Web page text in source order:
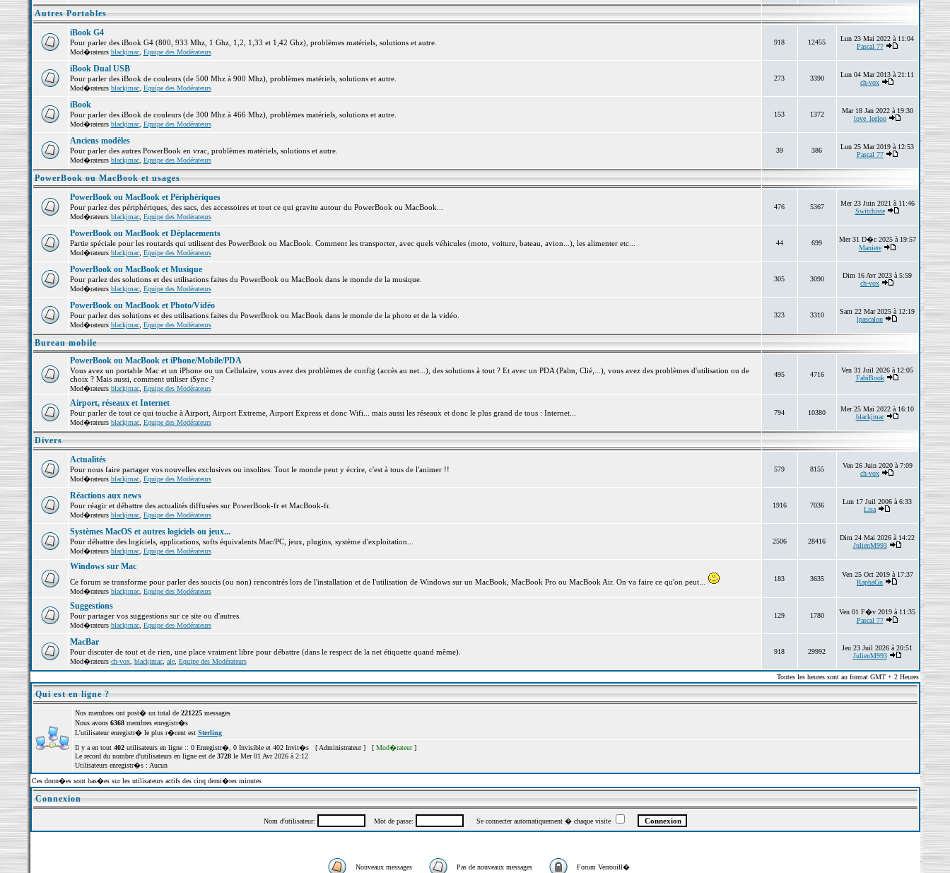
Autres Portables
iBook G4
Pour parler des iBook G4 (800, 933 Mhz, 1 Ghz, 1,2, 1,33 et 1,42 Ghz), problèmes matériels, solutions et autre.
Mod�rateurs blackjmac, Equipe des Modérateurs
918 12455
Lun 23 Mai 2022 à 11:04
Pascal 77
iBook Dual USB
Pour parler des iBook de couleurs (de 500 Mhz à 900 Mhz), problèmes matériels, solutions et autre.
Mod�rateurs blackjmac, Equipe des Modérateurs
273 3390
Lun 04 Mar 2013 à 21:11
ch-vox
iBook
Pour parler des iBook de couleurs (de 300 Mhz à 466 Mhz), problèmes matériels, solutions et autre.
Mod�rateurs blackjmac, Equipe des Modérateurs
153 1372
Mar 18 Jan 2022 à 19:30
love_leeloo
Anciens modèles
Pour parler des autres PowerBook en vrac, problèmes matériels, solutions et autre.
Mod�rateurs blackjmac, Equipe des Modérateurs
39 386
Lun 25 Mar 2019 à 12:53
Pascal 77
PowerBook ou MacBook et usages
PowerBook ou MacBook et Périphériques
Pour parlez des périphériques, des sacs, des accessoires et tout ce qui gravite autour du PowerBook ou MacBook...
Mod�rateurs blackjmac, Equipe des Modérateurs
476 5367
Mer 23 Juin 2021 à 11:46
Switchiste
PowerBook ou MacBook et Déplacements
Partie spéciale pour les routards qui utilisent des PowerBook ou MacBook. Comment les transporter, avec quels véhicules (moto, voiture, bateau, avion...), les alimenter etc...
Mod�rateurs blackjmac, Equipe des Modérateurs
44 699
Mer 31 D�c 2025 à 19:57
Maniere
PowerBook ou MacBook et Musique
Pour parlez des solutions et des utilisations faites du PowerBook ou MacBook dans le monde de la musique.
Mod�rateurs blackjmac, Equipe des Modérateurs
305 3090
Dim 16 Avr 2023 à 5:59
ch-vox
PowerBook ou MacBook et Photo/Vidéo
Pour parlez des solutions et des utilisations faites du PowerBook ou MacBook dans le monde de la photo et de la vidéo.
Mod�rateurs blackjmac, Equipe des Modérateurs
323 3310
Sam 22 Mar 2025 à 12:19
lpascalon
Bureau mobile
PowerBook ou MacBook et iPhone/Mobile/PDA
Vous avez un portable Mac et un iPhone ou un Cellulaire, vous avez des problèmes de config (accès au net...), des solutions à tout ? Et avec un PDA (Palm, Clié,...), vous avez des problèmes d'utilisation ou de
choix ? Mais aussi, comment utiliser iSync ?
Mod�rateurs blackjmac, Equipe des Modérateurs
495 4716
Ven 31 Juil 2026 à 12:05
FabiBook
Airport, réseaux et Internet
Pour parler de tout ce qui touche à Airport, Airport Extreme, Airport Express et donc Wifi... mais aussi les réseaux et donc le plus grand de tous : Internet...
Mod�rateurs blackjmac, Equipe des Modérateurs
794 10380
Mer 25 Mai 2022 à 16:10
blackjmac
Divers
Actualités
Pour nous faire partager vos nouvelles exclusives ou insolites. Tout le monde peut y écrire, c'est à tous de l'animer !!
Mod�rateurs blackjmac, Equipe des Modérateurs
579 8155
Ven 26 Juin 2020 à 7:09
ch-vox
Réactions aux news
Pour réagir et débattre des actualités diffusées sur PowerBook-fr et MacBook-fr.
Mod�rateurs blackjmac, Equipe des Modérateurs
1916 7036
Lun 17 Juil 2006 à 6:33
Lisa
Systèmes MacOS et autres logiciels ou jeux...
Pour débattre des logiciels, applications, softs équivalents Mac/PC, jeux, plugins, système d'exploitation...
Mod�rateurs blackjmac, Equipe des Modérateurs
2506 28416
Dim 24 Mai 2026 à 14:22
JulienM993
Windows sur Mac
Ce forum se transforme pour parler des soucis (ou non) rencontrés lors de l'installation et de l'utilisation de Windows sur un MacBook, MacBook Pro ou MacBook Air. On va faire ce qu'on peut...
Mod�rateurs blackjmac, Equipe des Modérateurs
183 3635
Ven 25 Oct 2019 à 17:37
RaphaGn
Suggestions
Pour partager vos suggestions sur ce site ou d'autres.
Mod�rateurs blackjmac, Equipe des Modérateurs
129 1780
Ven 01 F�v 2019 à 11:35
Pascal 77
MacBar
Pour discuter de tout et de rien, une place vraiment libre pour débattre (dans le respect de la net étiquette quand même).
Mod�rateurs ch-vox, blackjmac, ale, Equipe des Modérateurs
918 29992
Jeu 23 Juil 2026 à 20:51
JulienM993
Toutes les heures sont au format GMT + 2 Heures
Qui est en ligne ?
Nos membres ont post� un total de 221225messages
Nous avons 6368membres enregistr�s
L'utilisateur enregistr� le plus r�cent est Sterling
Il y a en tout 402utilisateurs en ligne :: 0 Enregistr�, 0 Invisible et 402 Invit�s [ Administrateur] [ Mod�rateur]
Le record du nombre d'utilisateurs en ligne est de 3728le Mer 01 Avr 2026 à 2:12
Utilisateurs enregistr�s : Aucun
Ces donn�es sont bas�es sur les utilisateurs actifs des cinq derni�res minutes
Connexion
Nom d'utilisateur: Mot de passe: Se connecter automatiquement � chaque visite
Nouveaux messages Pas de nouveaux messages Forum Verrouill�